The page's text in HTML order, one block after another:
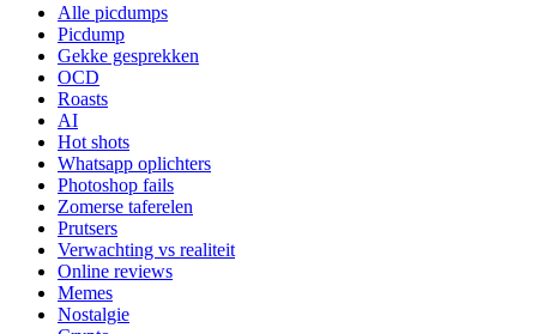
Alle picdumps
Picdump
Gekke gesprekken
OCD
Roasts
AI
Hot shots
Whatsapp oplichters
Photoshop fails
Zomerse taferelen
Prutsers
Verwachting vs realiteit
Online reviews
Memes
Nostalgie